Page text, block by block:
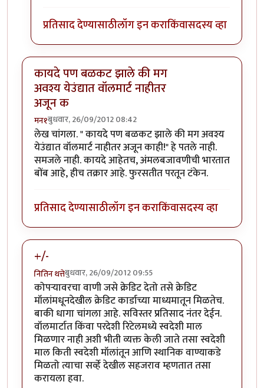
प्रतिसाद देण्यासाठीलॉग इन कराकिंवासदस्य व्हा
कायदे पण बळकट झाले की मग
अवश्य येउंद्यात वॉलमार्ट नाहीतर
अजून क
मन१बुधवार, 26/09/2012 08:42
लेख चांगला. " कायदे पण बळकट झाले की मग अवश्य
येउंद्यात वॉलमार्ट नाहीतर अजून काही!" हे पतले नाही.
समजले नाही. कायदे आहेतच, अंमलबजावणीची भारतात
बोंब आहे, हीच तक्रार आहे. फुरसतीत परतून टंकेन.
प्रतिसाद देण्यासाठीलॉग इन कराकिंवासदस्य व्हा
+/-
नितिन थत्तेबुधवार, 26/09/2012 09:55
कोपर्‍यावरचा वाणी जसे क्रेडिट देतो तसे क्रेडिट
मॉलांमधूनदेखील क्रेडिट कार्डाच्या माध्यमातून मिळतेच.
बाकी धागा चांगला आहे. सविस्तर प्रतिसाद नंतर देईन.
वॉलमार्टात किंवा परदेशी रिटेलमध्ये स्वदेशी माल
मिळणार नाही अशी भीती व्यक्त केली जाते तसा स्वदेशी
माल किती स्वदेशी मॉलांतून आणि स्थानिक वाण्याकडे
मिळतो त्याचा सर्व्हे देखील सहजराव म्हणतात तसा
करायला हवा.